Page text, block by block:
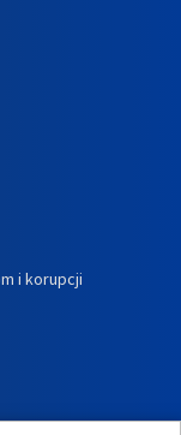
i korupcji